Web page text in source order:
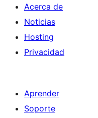
Acerca de
Noticias
Hosting
Privacidad
Aprender
Soporte